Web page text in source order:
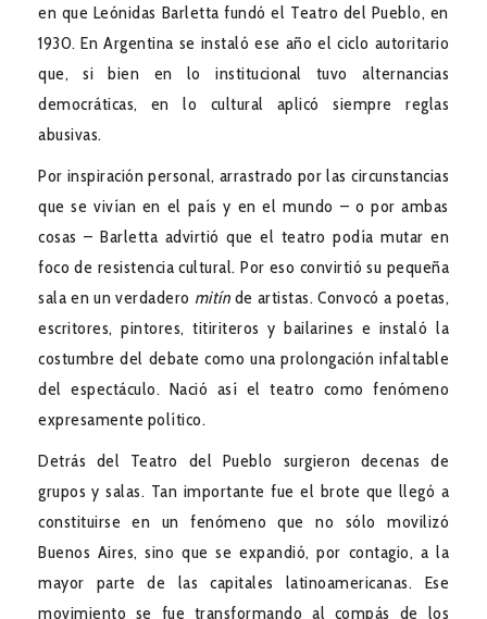
en que Leónidas Barletta fundó el Teatro del Pueblo, en
1930. En Argentina se instaló ese año el ciclo autoritario
que, si bien en lo institucional tuvo alternancias
democráticas, en lo cultural aplicó siempre reglas
abusivas.
Por inspiración personal, arrastrado por las circunstancias
que se vivían en el país y en el mundo – o por ambas
cosas – Barletta advirtió que el teatro podía mutar en
foco de resistencia cultural. Por eso convirtió su pequeña
sala en un verdadero mitínde artistas. Convocó a poetas,
escritores, pintores, titiriteros y bailarines e instaló la
costumbre del debate como una prolongación infaltable
del espectáculo. Nació así el teatro como fenómeno
expresamente político.
Detrás del Teatro del Pueblo surgieron decenas de
grupos y salas. Tan importante fue el brote que llegó a
constituirse en un fenómeno que no sólo movilizó
Buenos Aires, sino que se expandió, por contagio, a la
mayor parte de las capitales latinoamericanas. Ese
movimiento se fue transformando al compás de los